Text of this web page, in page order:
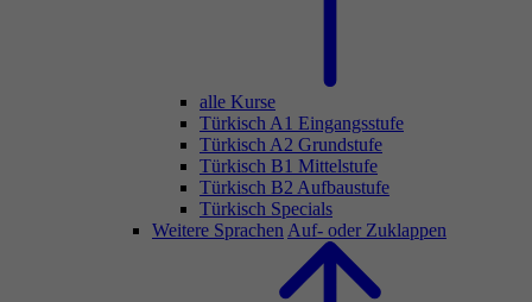
alle Kurse
Türkisch A1 Eingangsstufe
Türkisch A2 Grundstufe
Türkisch B1 Mittelstufe
Türkisch B2 Aufbaustufe
Türkisch Specials
Weitere Sprachen Auf- oder Zuklappen